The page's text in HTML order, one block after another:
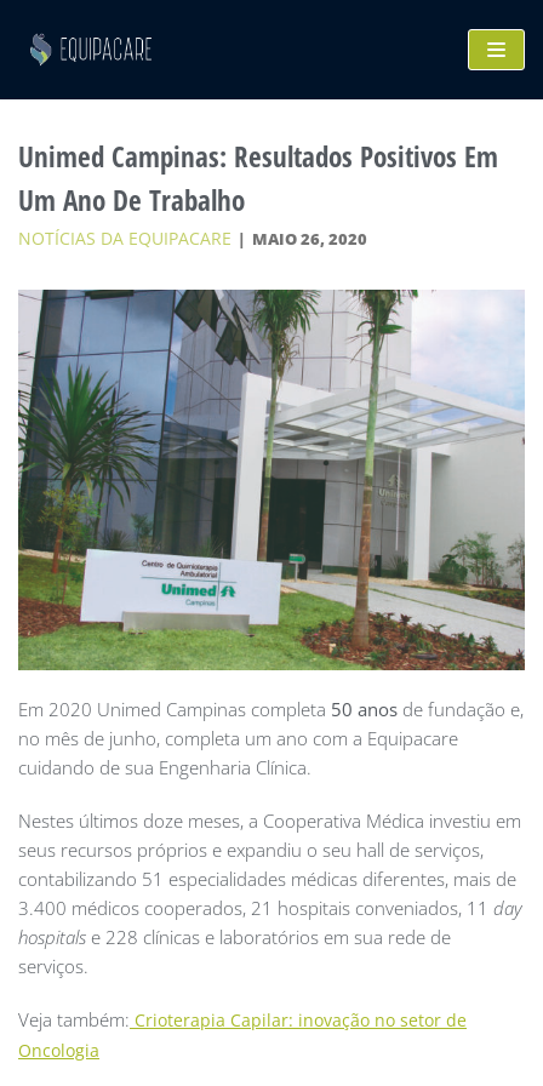
para
Unimed Campinas: Resultados Positivos Em
Um Ano De Trabalho
NOTÍCIAS DA EQUIPACARE MAIO 26, 2020
Em 2020 Unimed Campinas completa 50 anos de fundação e,
no mês de junho, completa um ano com a Equipacare
cuidando de sua Engenharia Clínica.
Nestes últimos doze meses, a Cooperativa Médica investiu em
seus recursos próprios e expandiu o seu hall de serviços,
contabilizando 51 especialidades médicas diferentes, mais de
3.400 médicos cooperados, 21 hospitais conveniados, 11 day
hospitals e 228 clínicas e laboratórios em sua rede de
serviços.
Veja também: Crioterapia Capilar: inovação no setor de
Oncologia